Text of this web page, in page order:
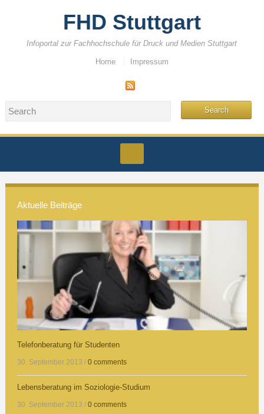
FHD Stuttgart
Infoportal zur Fachhochschule für Druck und Medien Stuttgart
Home Impressum
Aktuelle Beiträge
Telefonberatung für Studenten
30. September 2013 / 0 comments
Lebensberatung im Soziologie-Studium
30. September 2013 / 0 comments